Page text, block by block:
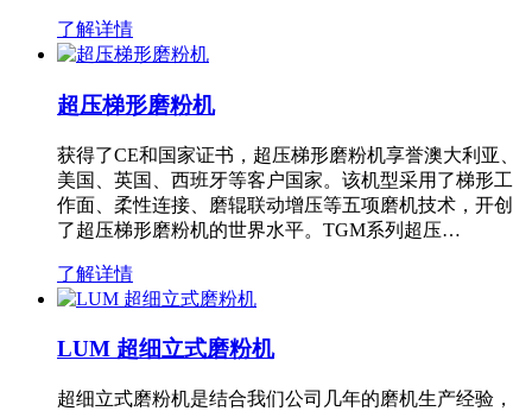
了解详情
超压梯形磨粉机
获得了CE和国家证书，超压梯形磨粉机享誉澳大利亚、
美国、英国、西班牙等客户国家。该机型采用了梯形工
作面、柔性连接、磨辊联动增压等五项磨机技术，开创
了超压梯形磨粉机的世界水平。TGM系列超压…
了解详情
LUM 超细立式磨粉机
超细立式磨粉机是结合我们公司几年的磨机生产经验，